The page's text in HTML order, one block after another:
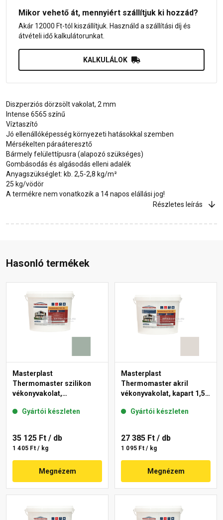
Mikor vehető át, mennyiért szállítjuk ki hozzád?
Akár 12000 Ft-tól kiszállítjuk. Használd a szállítási díj és
átvételi idő kalkulátorunkat.
KALKULÁLOK
Diszperziós dörzsölt vakolat, 2 mm
Intense 6565 színű
Víztaszító
Jó ellenállóképesség környezeti hatásokkal szemben
Mérsékelten páraáteresztő
Bármely felülettípusra (alapozó szükséges)
Gombásodás és algásodás elleni adalék
Anyagszükséglet: kb. 2,5-2,8 kg/m²
25 kg/vödör
A termékre nem vonatkozik a 14 napos elállási jog!
Részletes leírás
Hasonló termékek
Masterplast
Thermomaster szilikon
vékonyvakolat,
43-D 25 kg
Gyártói készleten
35 125 Ft / db
1 405 Ft / kg
Megnézem
Masterplast
Thermomaster akril
vékonyvakolat, kapart 1,5
Gyártói készleten
27 385 Ft / db
1 095 Ft / kg
Megnézem